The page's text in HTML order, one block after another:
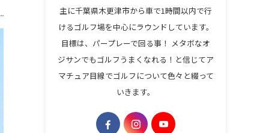
主に千葉県木更津市から車で1時間以内で行
けるゴルフ場を中心にラウンドしています。
目標は、パープレーで回る事！ メタボなオ
ジサンでもゴルフうまくなれる！と信じてア
マチュア目線でゴルフについて色々と綴って
いきます。